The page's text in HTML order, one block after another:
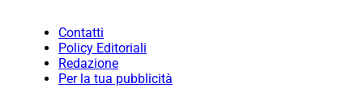
Contatti
Policy Editoriali
Redazione
Per la tua pubblicità